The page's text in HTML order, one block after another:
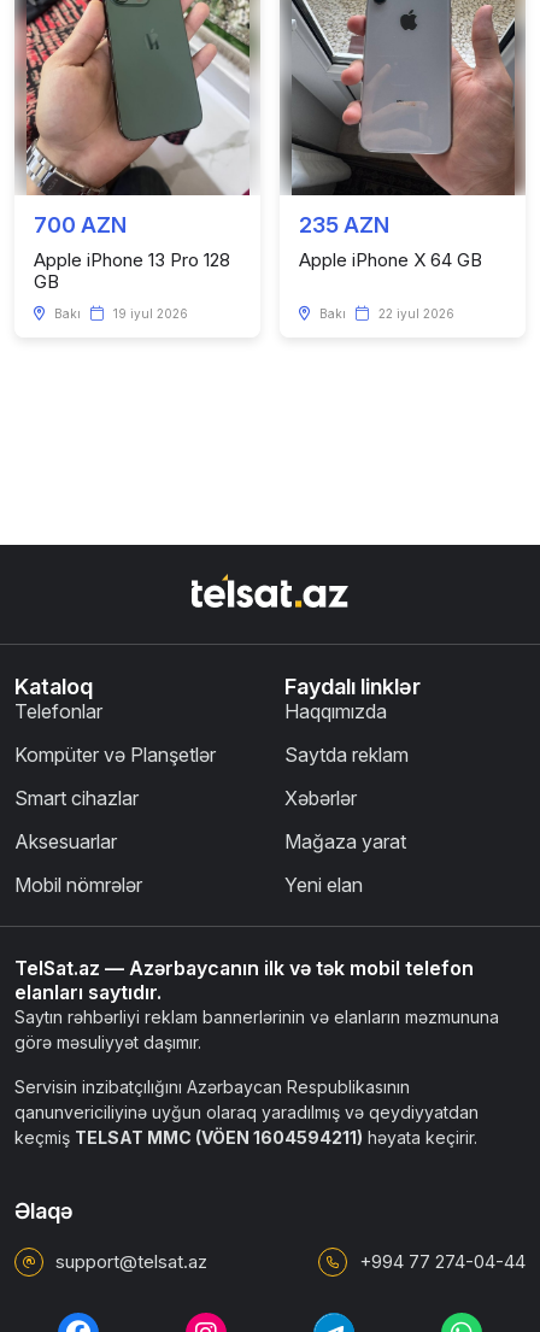
700 AZN
Apple iPhone 13 Pro 128
GB
Bakı 19 iyul 2026
235 AZN
Apple iPhone X 64 GB
Bakı 22 iyul 2026
Kataloq
Telefonlar
Kompüter və Planşetlər
Smart cihazlar
Aksesuarlar
Mobil nömrələr
Faydalı linklər
Haqqımızda
Saytda reklam
Xəbərlər
Mağaza yarat
Yeni elan
TelSat.az — Azərbaycanın ilk və tək mobil telefon
elanları saytıdır.
Saytın rəhbərliyi reklam bannerlərinin və elanların məzmununa
görə məsuliyyət daşımır.
Servisin inzibatçılığını Azərbaycan Respublikasının
qanunvericiliyinə uyğun olaraq yaradılmış və qeydiyyatdan
keçmiş TELSAT MMC (VÖEN 1604594211) həyata keçirir.
Əlaqə
support@telsat.az +994 77 274-04-44